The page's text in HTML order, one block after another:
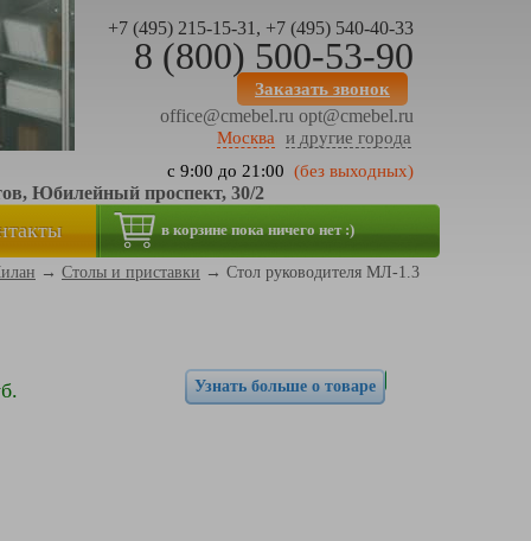
+7 (495) 215-15-31, +7 (495) 540-40-33
8 (800) 500-53-90
Заказать звонок
office@cmebel.ru opt@cmebel.ru
Москва
и другие города
с 9:00 до 21:00 (без выходных)
Юбилейный проспект, 30/2
в корзине пока ничего нет :)
→ Столы и приставки → Стол руководителя МЛ-1.3
Узнать больше о товаре